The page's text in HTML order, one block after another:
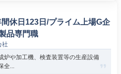
休日123日/プライム上場G企
品専門職
社
炉や加工機、検査装置等の生産設備
全...